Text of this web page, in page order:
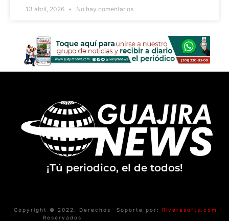
13 abril, 2026 No hay comentarios
¡Tú periodico, el de todos!
Copyright © 2022. Derechos
Reservados
Soporte por: Riverasofts.com